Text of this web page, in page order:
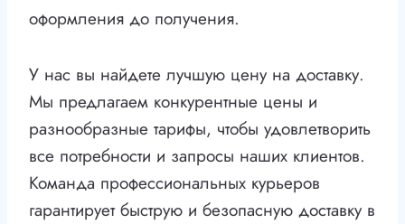
оформления до получения.
У нас вы найдете лучшую цену на доставку.
Мы предлагаем конкурентные цены и
разнообразные тарифы, чтобы удовлетворить
все потребности и запросы наших клиентов.
Команда профессиональных курьеров
гарантирует быструю и безопасную доставку в